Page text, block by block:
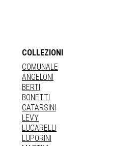
COLLEZIONI
COMUNALE
ANGELONI
BERTI
BONETTI
CATARSINI
LEVY
LUCARELLI
LUPORINI